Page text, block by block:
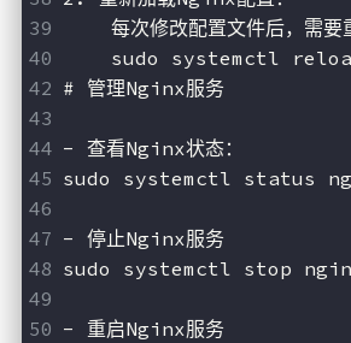
每次修改配置文件后，需
sudo systemctl
# 管理Nginx服务
- 查看Nginx状态：
sudo systemctl status
- 停止Nginx服务
sudo systemctl stop
- 重启Nginx服务